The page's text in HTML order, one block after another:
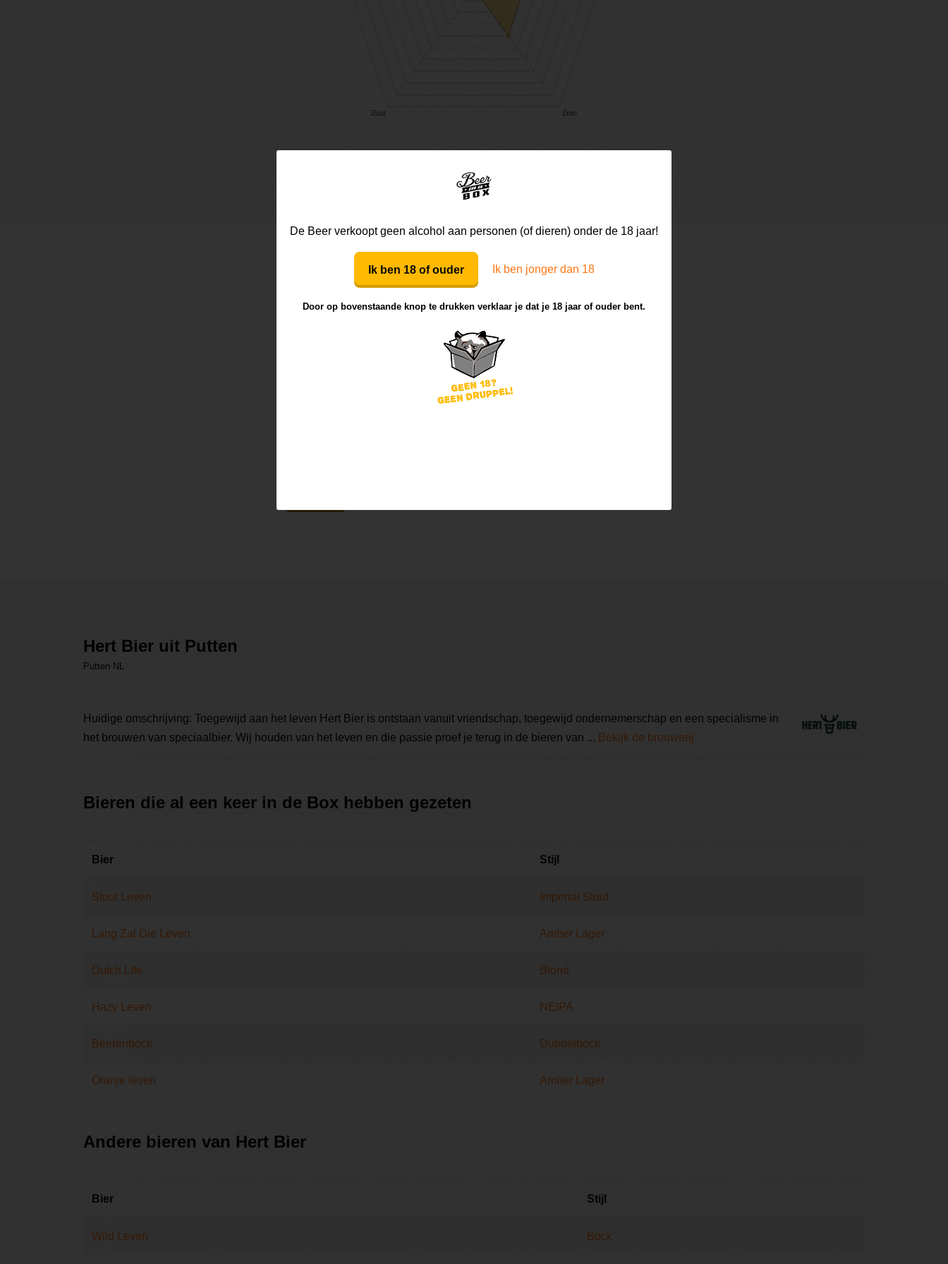
Mijn review bij dit bier
Hert Bier uit Putten
Putten NL
Huidige omschrijving: Toegewijd aan het leven Hert Bier is ontstaan vanuit vriendschap, toegewijd ondernemerschap en een specialisme in
het brouwen van speciaalbier. Wij houden van het leven en die passie proef je terug in de bieren van ... Bekijk de brouwerij
Bieren die al een keer in de Box hebben gezeten
Bier Stijl
Stout Leven Imperial Stout
Lang Zal Die Leven Amber Lager
Dutch Life Blond
Hazy Leven NEIPA
Beerenbock Dubbelbock
Oranje leven Amber Lager
Andere bieren van Hert Bier
Bier Stijl
Wild Leven Bock
De Beer verkoopt geen alcohol aan personen (of dieren) onder de 18 jaar!
Ik ben 18 of ouder Ik ben jonger dan 18
Door op bovenstaande knop te drukken verklaar je dat je 18 jaar of ouder bent.